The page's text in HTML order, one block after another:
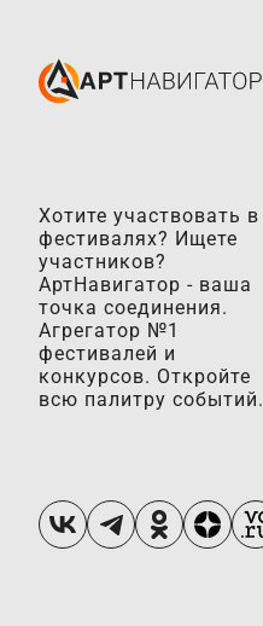
Хотите участвовать в
фестивалях? Ищете
участников?
АртНавигатор - ваша
точка соединения.
Агрегатор №1
фестивалей и
конкурсов. Откройте
всю палитру событий.